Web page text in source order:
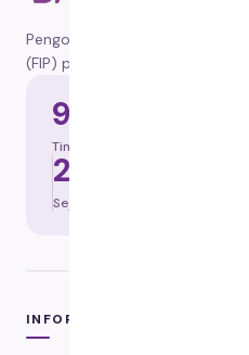
Pengobatan tepercaya untuk
(FIP) pada kucing, dikirim ke
92%
Tingkat keberhasilan
2019
Sejak tahun
INFORMASI